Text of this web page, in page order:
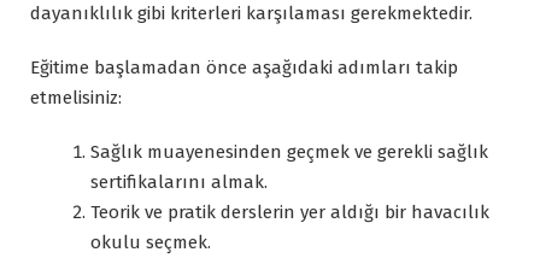
dayanıklılık gibi kriterleri karşılaması gerekmektedir.
Eğitime başlamadan önce aşağıdaki adımları takip
etmelisiniz:
Sağlık muayenesinden geçmek ve gerekli sağlık
sertifikalarını almak.
Teorik ve pratik derslerin yer aldığı bir havacılık
okulu seçmek.